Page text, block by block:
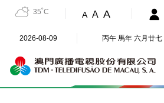
35˚C A A A
2026-08-09 丙午 馬年 六月廿七